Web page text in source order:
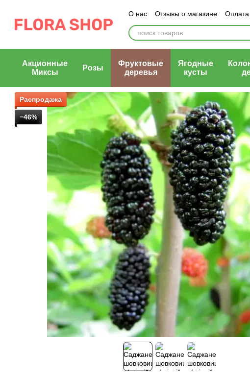
О нас Отзывы о магазине Оплата
Блог магазина
Публичный
Акционные
Миксы
Розы
Фруктовые
деревья
Ягодные
кусты
Распродажа
−46%